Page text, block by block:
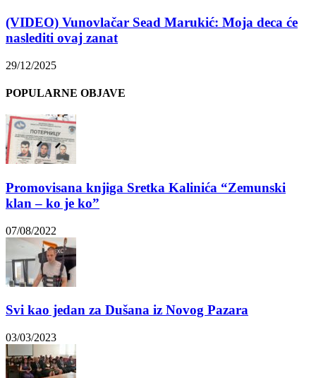
(VIDEO) Vunovlačar Sead Marukić: Moja deca će
naslediti ovaj zanat
29/12/2025
POPULARNE OBJAVE
Promovisana knjiga Sretka Kalinića “Zemunski
klan – ko je ko”
07/08/2022
Svi kao jedan za Dušana iz Novog Pazara
03/03/2023